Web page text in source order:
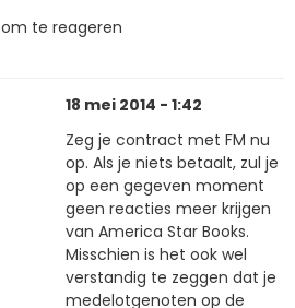
om te reageren
18 mei 2014 - 1:42
Zeg je contract met FM nu
op. Als je niets betaalt, zul je
op een gegeven moment
geen reacties meer krijgen
van America Star Books.
Misschien is het ook wel
verstandig te zeggen dat je
medelotgenoten op de